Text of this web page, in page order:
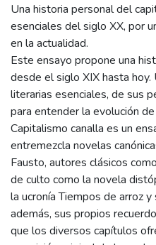
Una historia personal del
esenciales del siglo XX, por
en la actualidad.
Este ensayo propone una
desde el siglo XIX hasta
literarias esenciales, de sus
para entender la evolución
Capitalismo canalla es un
entremezcla novelas
Fausto, autores clásicos
de culto como la novela
la ucronía Tiempos de arroz
además, sus propios
que los diversos capítulos